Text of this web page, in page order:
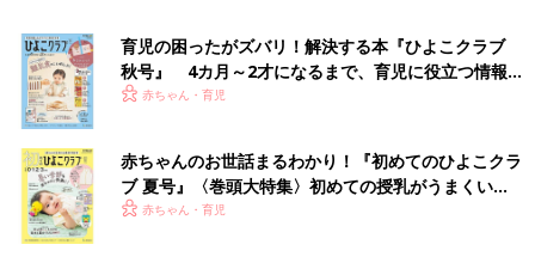
絆創膏を嫌がる息子
【小玉なこの「こん
にちは、赤ちゃん」
一覧
疲れをとりたい！子ど
もと一緒におうちヨガ
育児の困ったがズバリ！解決する本『ひよこクラブ
秋号』 4カ月～2才になるまで、育児に役立つ情報が
いっぱい！
赤ちゃん・育児
赤ちゃんのお世話まるわかり！『初めてのひよこクラ
ブ 夏号』〈巻頭大特集〉初めての授乳がうまくい
く！ おっぱい・ミルクの基本と夏のトラブル 解決テ
赤ちゃん・育児